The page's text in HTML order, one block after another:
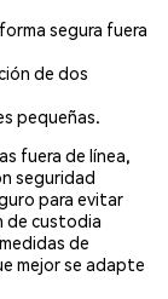
segura fuera
de dos
pequeñas.
fuera de línea,
seguridad
para evitar
de custodia
de
mejor se adapte